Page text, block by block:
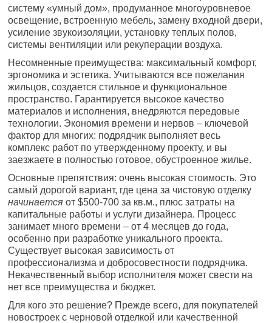
систему «умный дом», продуманное многоуровневое
освещение, встроенную мебель, замену входной двери,
усиление звукоизоляции, установку теплых полов,
системы вентиляции или рекуперации воздуха.
Несомненные преимущества: максимальный комфорт,
эргономика и эстетика. Учитываются все пожелания
жильцов, создается стильное и функциональное
пространство. Гарантируется высокое качество
материалов и исполнения, внедряются передовые
технологии. Экономия времени и нервов – ключевой
фактор для многих: подрядчик выполняет весь
комплекс работ по утвержденному проекту, и вы
заезжаете в полностью готовое, обустроенное жилье.
Основные препятствия: очень высокая стоимость. Это
самый дорогой вариант, где цена за чистовую отделку
начинается от $500-700 за кв.м., плюс затраты на
капитальные работы и услуги дизайнера. Процесс
занимает много времени – от 4 месяцев до года,
особенно при разработке уникального проекта.
Существует высокая зависимость от
профессионализма и добросовестности подрядчика.
Некачественный выбор исполнителя может свести на
нет все преимущества и бюджет.
Для кого это решение? Прежде всего, для покупателей
новостроек с черновой отделкой или качественной